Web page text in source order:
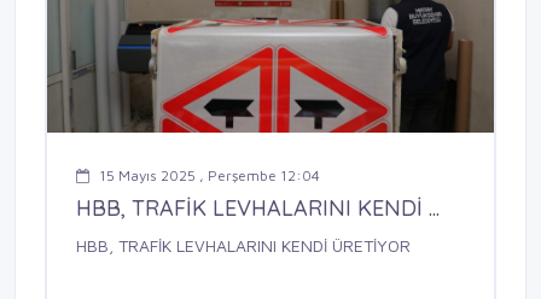
15 Mayıs 2025 , Perşembe 12:04
HBB, TRAFİK LEVHALARINI KENDİ ...
HBB, TRAFİK LEVHALARINI KENDİ ÜRETİYOR